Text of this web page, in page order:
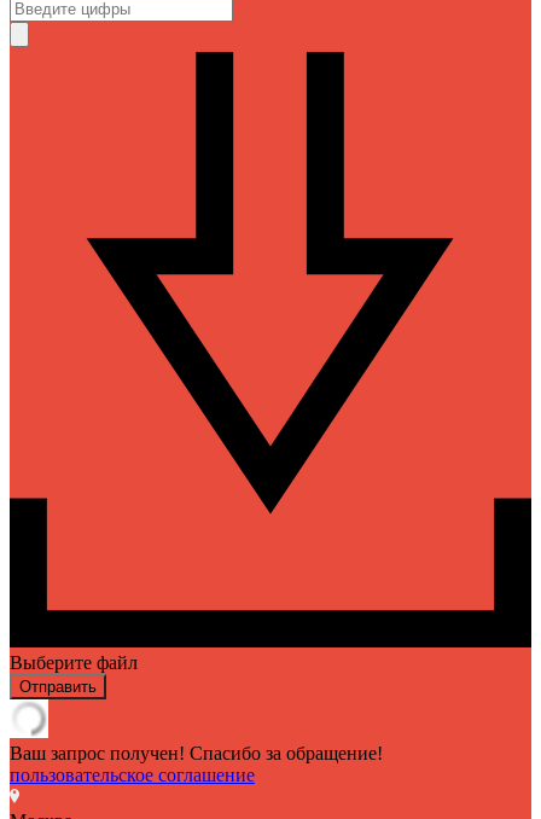
Выберите файл
Отправить
Ваш запрос получен! Спасибо за обращение!
пользовательское соглашение